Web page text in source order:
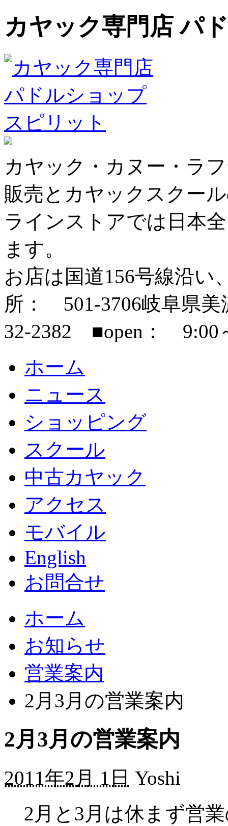
カヤック専門店 パ
カヤック・カヌー・ラ
販売とカヤックスクー
ラインストアでは日本
ます。
お店は国道156号線沿
所： 501-3706岐阜県
32-2382 ■open： 9:00
ホーム
ニュース
ショッピング
スクール
中古カヤック
アクセス
モバイル
English
お問合せ
ホーム
お知らせ
営業案内
2月3月の営業案内
2月3月の営業案内
2011年2月 1日 Yoshi
2月と3月は休まず営